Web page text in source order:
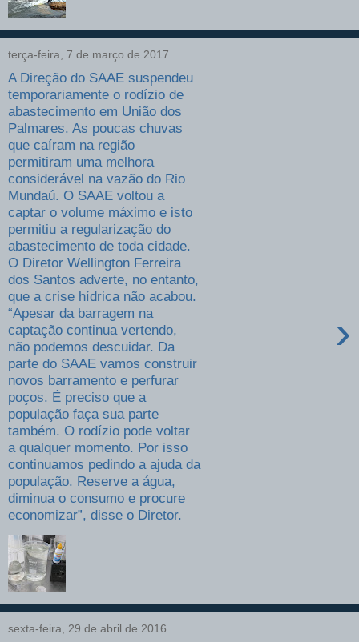
terça-feira, 7 de março de 2017
A Direção do SAAE suspendeu
temporariamente o rodízio de
abastecimento em União dos
Palmares. As poucas chuvas
que caíram na região
permitiram uma melhora
considerável na vazão do Rio
Mundaú. O SAAE voltou a
captar o volume máximo e isto
permitiu a regularização do
abastecimento de toda cidade.
O Diretor Wellington Ferreira
dos Santos adverte, no entanto,
que a crise hídrica não acabou.
“Apesar da barragem na
captação continua vertendo,
não podemos descuidar. Da
parte do SAAE vamos construir
novos barramento e perfurar
poços. É preciso que a
população faça sua parte
também. O rodízio pode voltar
a qualquer momento. Por isso
continuamos pedindo a ajuda da
população. Reserve a água,
diminua o consumo e procure
economizar”, disse o Diretor.
›
sexta-feira, 29 de abril de 2016